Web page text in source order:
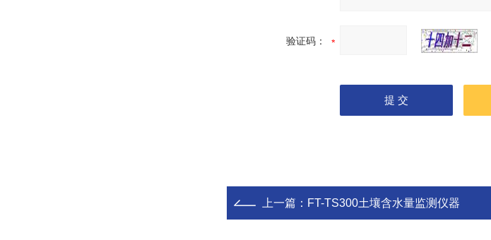
验证码：
上一篇： FT-TS300土壤含水量监测仪器